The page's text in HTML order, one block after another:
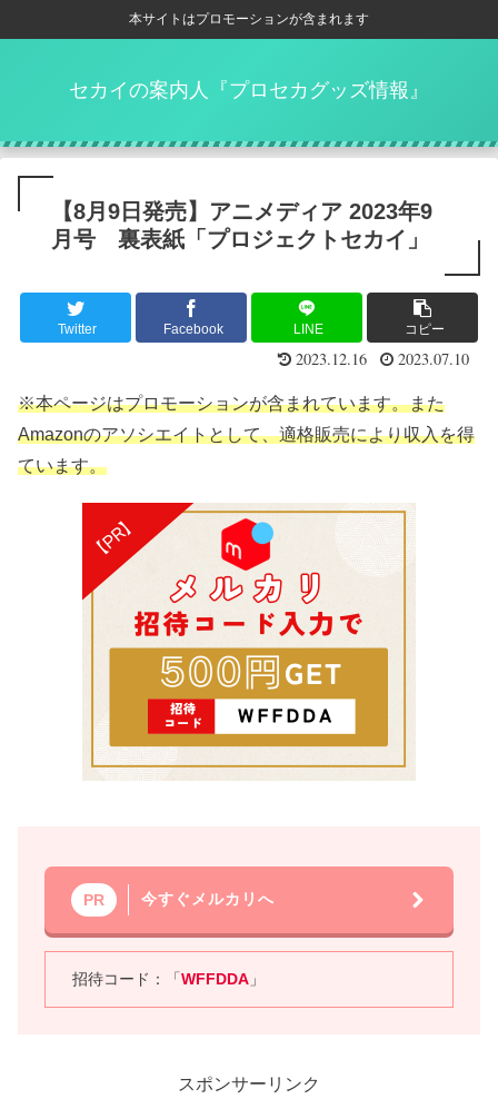
本サイトはプロモーションが含まれます
セカイの案内人『プロセカグッズ情報』
【8月9日発売】アニメディア 2023年9
月号 裏表紙「プロジェクトセカイ」
Twitter Facebook LINE コピー
2023.12.16 2023.07.10
※本ページはプロモーションが含まれています。また
Amazonのアソシエイトとして、適格販売により収入を得
ています。
PR 今すぐメルカリへ
招待コード：「WFFDDA 」
スポンサーリンク